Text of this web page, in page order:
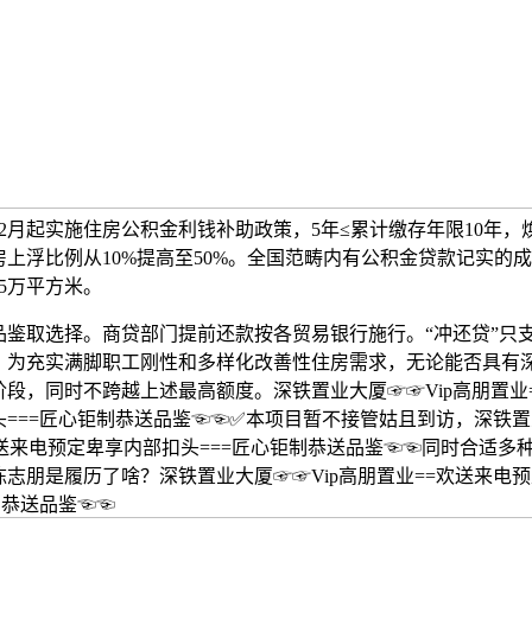
月起实施住房公积金利钱补助政策，5年≤累计缴存年限10年，
浮比例从10%提高至50%。全国范畴内有公积金贷款记实的
平方米。
选择。商贷部门提前还款按各贸易银行施行。“冲还贷”只
为充实满脚职工刚性和多样化改善性住房需求，无论能否具有
段，同时不跨越上述最高额度。深铁置业大厦☞☞Vip高朋置业
===匠心钜制恭送品鉴☜☜✅本项目暂不接管姑且到访，深铁
来电预定卑享内部扣头===匠心钜制恭送品鉴☜☜同时合适多
志朋是履历了啥？深铁置业大厦☞☞Vip高朋置业==欢送来电
恭送品鉴☜☜